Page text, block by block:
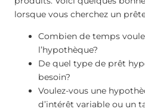
lorsque vous cherchez un
Combien de temps
l’hypothèque?
De quel type de prêt
besoin?
Voulez-vous une
d’intérêt variable ou un